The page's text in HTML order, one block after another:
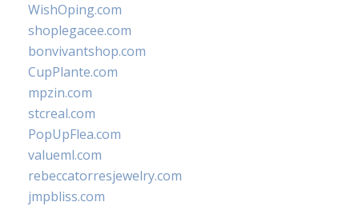
WishOping.com
shoplegacee.com
bonvivantshop.com
CupPlante.com
mpzin.com
stcreal.com
PopUpFlea.com
valueml.com
rebeccatorresjewelry.com
jmpbliss.com